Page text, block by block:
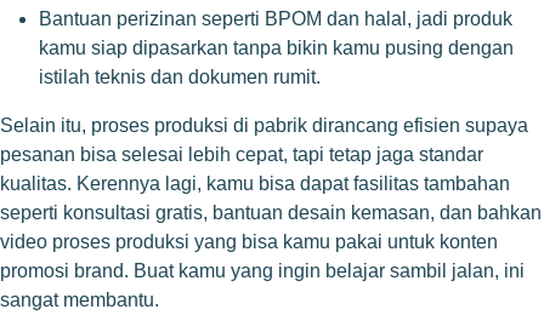
Bantuan perizinan seperti BPOM dan halal, jadi produk
kamu siap dipasarkan tanpa bikin kamu pusing dengan
istilah teknis dan dokumen rumit.
Selain itu, proses produksi di pabrik dirancang efisien supaya
pesanan bisa selesai lebih cepat, tapi tetap jaga standar
kualitas. Kerennya lagi, kamu bisa dapat fasilitas tambahan
seperti konsultasi gratis, bantuan desain kemasan, dan bahkan
video proses produksi yang bisa kamu pakai untuk konten
promosi brand. Buat kamu yang ingin belajar sambil jalan, ini
sangat membantu.